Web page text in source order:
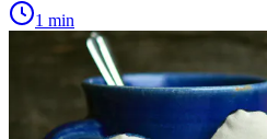
1 min